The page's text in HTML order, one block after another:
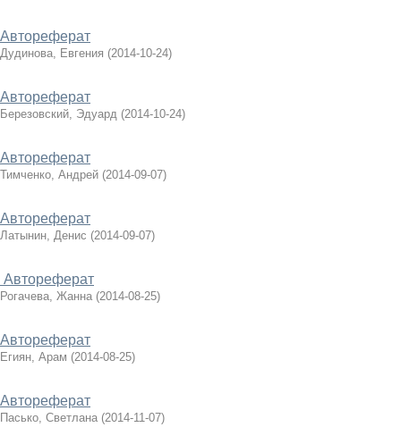
Автореферат
Дудинова, Евгения (2014-10-24)
Автореферат
Березовский, Эдуард (2014-10-24)
Автореферат
Тимченко, Андрей (2014-09-07)
Автореферат
Латынин, Денис (2014-09-07)
Автореферат
Рогачева, Жанна (2014-08-25)
Автореферат
Егиян, Арам (2014-08-25)
Автореферат
Пасько, Светлана (2014-11-07)